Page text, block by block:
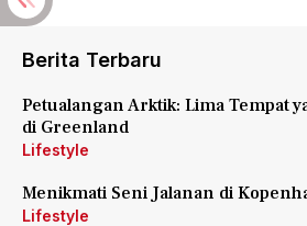
Berita Terbaru
Petualangan Arktik: Lima Tempat
di Greenland
Lifestyle
Menikmati Seni Jalanan di
Lifestyle